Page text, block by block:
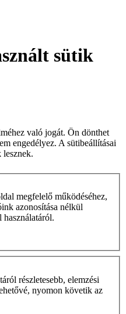
sütik
való jogát. Ön dönthet
engedélyez. A sütibeállításai
lesznek.
megfelelő működéséhez,
azonosítása nélkül
részletesebb, elemzési
nyomon követik az